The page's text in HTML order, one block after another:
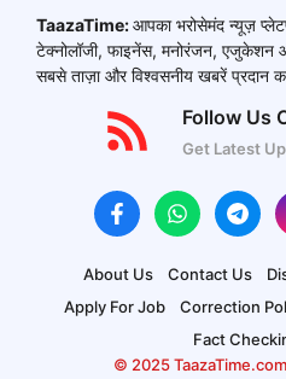
TaazaTime:आपका भरोसेमंद न्यूज़
टेक्नोलॉजी, फाइनेंस, मनोरंजन, एजुकेशन
सबसे ताज़ा और विश्वसनीय खबरें प्रदान
Follow Us
Get Latest
About Us Contact Us
Apply For Job
Correction
Fact
© 2025